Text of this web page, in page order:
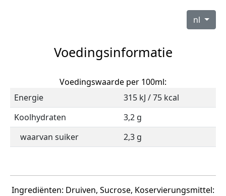
nl
Voedingsinformatie
Voedingswaarde per 100ml:
Energie
315 kJ / 75 kcal
Koolhydraten
3,2 g
waarvan suiker
2,3 g
Ingrediënten: Druiven, Sucrose, Koservierungsmittel: